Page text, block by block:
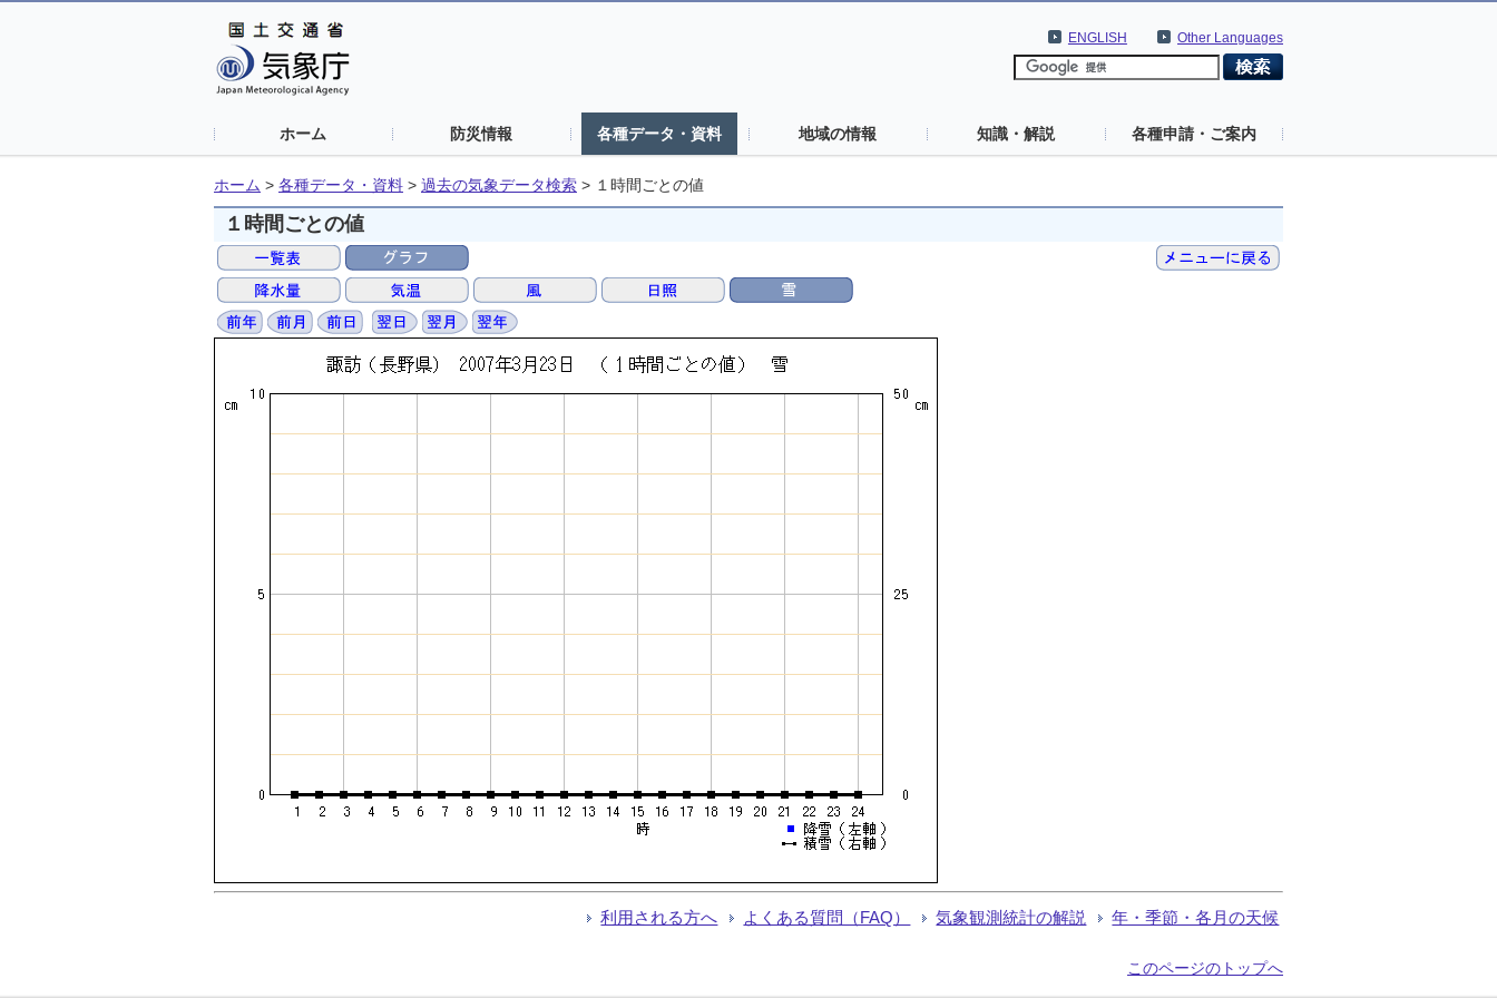
Other Languages
ENGLISH
ホーム 防災情報 各種データ・資料 地域の情報 知識・解説 各種申請・ご案内
ホーム > 各種データ・資料 > 過去の気象データ検索 > １時間ごとの値
１時間ごとの値
利用される方へ よくある質問（FAQ） 気象観測統計の解説 年・季節・各月の天候
このページのトップへ